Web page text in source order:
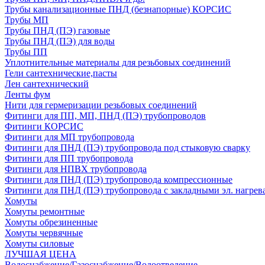
Трубы канализационные ПНД (безнапорные) КОРСИС
Трубы МП
Трубы ПНД (ПЭ) газовые
Трубы ПНД (ПЭ) для воды
Трубы ПП
Уплотнительные материалы для резьбовых соединений
Гели сантехнические,пасты
Лен сантехнический
Ленты фум
Нити для гермеризации резьбовых соединений
Фитинги для ПП, МП, ПНД (ПЭ) трубопроводов
Фитинги КОРСИС
Фитинги для МП трубопровода
Фитинги для ПНД (ПЭ) трубопровода под стыковую сварку
Фитинги для ПП трубопровода
Фитинги для НПВХ трубопровода
Фитинги для ПНД (ПЭ) трубопровода компрессионные
Фитинги для ПНД (ПЭ) трубопровода с закладными эл.
Хомуты
Хомуты ремонтные
Хомуты обрезиненные
Хомуты червячные
Хомуты силовые
ЛУЧШАЯ ЦЕНА